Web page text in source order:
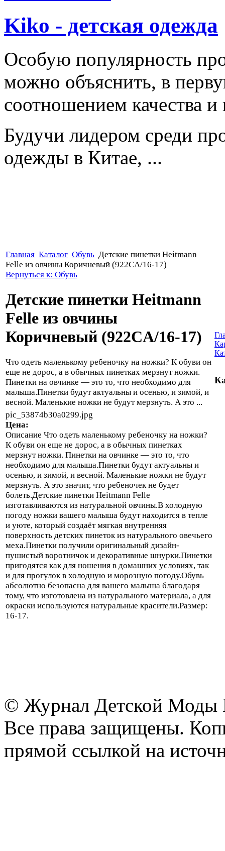
Kiko - детская одежда
Особую популярность
можно объяснить, в
соотношением качества
Будучи лидером среди
одежды в Китае, ...
Главная Каталог Обувь Детские пинетки Heitmann
Felle из овчины Коричневый (922CA/16-17)
Вернуться к: Обувь
Детские пинетки Heitmann
Felle из овчины
Коричневый (922CA/16-17)
Что одеть маленькому ребеночку на ножки? К обуви он
еще не дорос, а в обычных пинетках мерзнут ножки.
Пинетки на овчинке — это то, что необходимо для
малыша.Пинетки будут актуальны и осенью, и зимой, и
весной. Маленькие ножки не будут мерзнуть. А это ...
pic_53874b30a0299.jpg
Цена:
Описание Что одеть маленькому ребеночку на ножки?
К обуви он еще не дорос, а в обычных пинетках
мерзнут ножки. Пинетки на овчинке — это то, что
необходимо для малыша.Пинетки будут актуальны и
осенью, и зимой, и весной. Маленькие ножки не будут
мерзнуть. А это значит, что ребеночек не будет
болеть.Детские пинетки Heitmann Felle
изготавливаются из натуральной овчины.В холодную
погоду ножки вашего малыша будут находится в тепле
и уюте, который создаёт мягкая внутренняя
поверхность детских пинеток из натурального овечьего
меха.Пинетки получили оригинальный дизайн-
пушистый воротничок и декоративные шнурки.Пинетки
пригодятся как для ношения в домашних условиях, так
и для прогулок в холодную и морозную погоду.Обувь
абсолютно безопасна для вашего малыша благодаря
тому, что изготовлена из натурального материала, а для
окраски используются натуральные красители.Размер:
16-17.
© Журнал Детской Моды
Все права защищены.
прямой ссылкой на